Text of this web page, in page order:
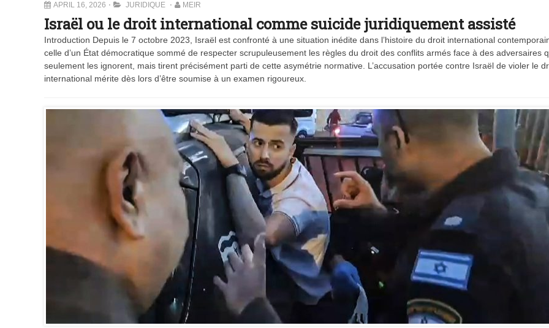
APRIL 16, 2026 JURIDIQUE MEIR
Israël ou le droit international comme suicide juridiquement assisté
Introduction Depuis le 7 octobre 2023, Israël est confronté à une situation inédite dans l’histoire du droit international
celle d’un État démocratique sommé de respecter scrupuleusement les règles du droit des conflits armés face à des adversaires
seulement les ignorent, mais tirent précisément parti de cette asymétrie normative. L’accusation portée contre Israël de violer le
international mérite dès lors d’être soumise à un examen rigoureux.